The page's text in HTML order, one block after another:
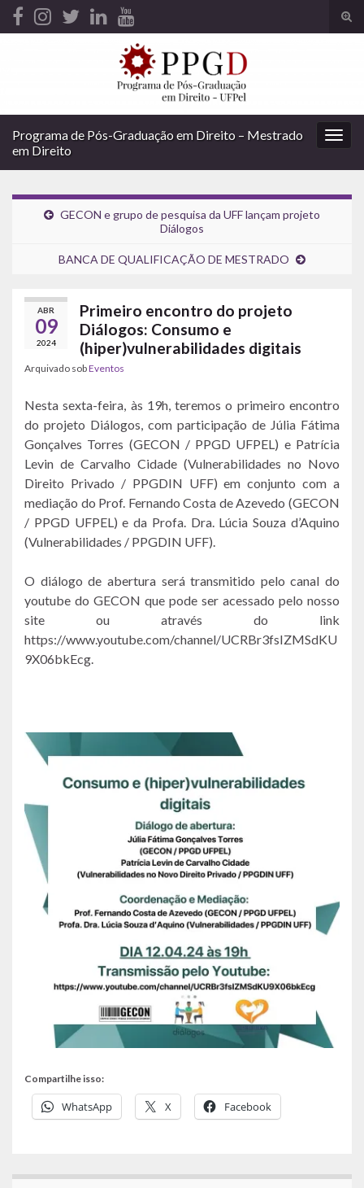
Search for:
Programa de Pós-Graduação em Direito – Mestrado
em Direito
GECON e grupo de pesquisa da UFF lançam projeto
Diálogos
BANCA DE QUALIFICAÇÃO DE MESTRADO
ABR
09
2024
Primeiro encontro do projeto
Diálogos: Consumo e
(hiper)vulnerabilidades digitais
Arquivado sobEventos
Nesta sexta-feira, às 19h, teremos o primeiro encontro
do projeto Diálogos, com participação de Júlia Fátima
Gonçalves Torres (GECON / PPGD UFPEL) e Patrícia
Levin de Carvalho Cidade (Vulnerabilidades no Novo
Direito Privado / PPGDIN UFF) em conjunto com a
mediação do Prof. Fernando Costa de Azevedo (GECON
/ PPGD UFPEL) e da Profa. Dra. Lúcia Souza d’Aquino
(Vulnerabilidades / PPGDIN UFF).
O diálogo de abertura será transmitido pelo canal do
youtube do GECON que pode ser acessado pelo nosso
site ou através do link
https://www.youtube.com/channel/UCRBr3fsIZMSdKU
9X06bkEcg.
Compartilhe isso:
WhatsApp X Facebook